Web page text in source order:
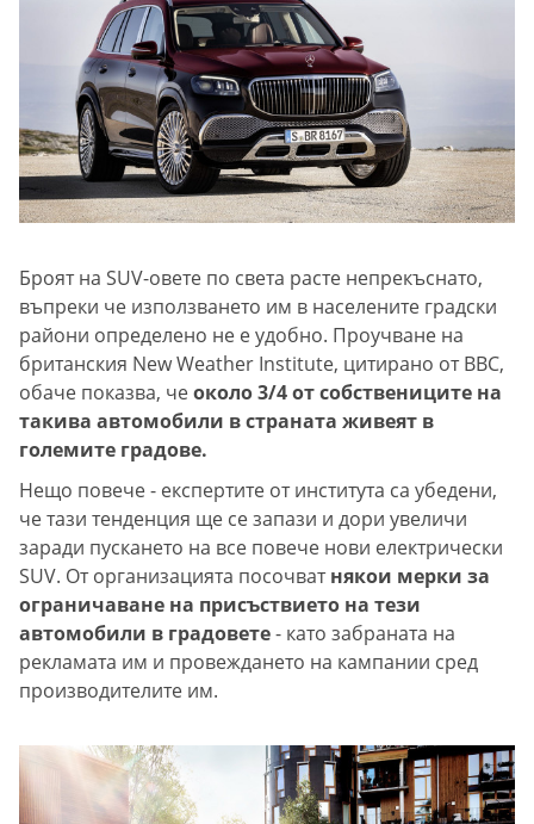
Броят на SUV-овете по света расте непрекъснато,
въпреки че използването им в населените градски
райони определено не е удобно. Проучване на
британския New Weather Institute, цитирано от BBC,
обаче показва, чеоколо 3/4 от собствениците на
такива автомобили в страната живеят в
големите градове.
Нещо повече - експертите от института са убедени,
че тази тенденция ще се запази и дори увеличи
заради пускането на все повече нови електрически
SUV. От организацията посочватнякои мерки за
ограничаване на присъствието на тези
автомобили в градовете- като забраната на
рекламата им и провеждането на кампании сред
производителите им.